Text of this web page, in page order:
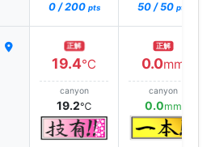
0 / 200 pts 50 / 50 pts
正解
19.4℃
canyon
19.2℃
正解
0.0mm
canyon
0.0mm